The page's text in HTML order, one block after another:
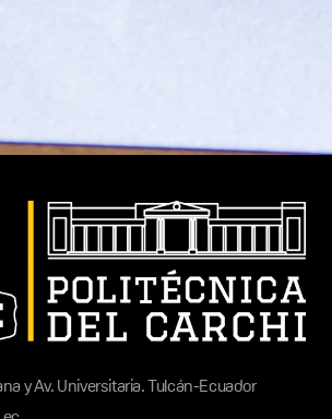
y Av. Universitaria. Tulcán-Ecuador